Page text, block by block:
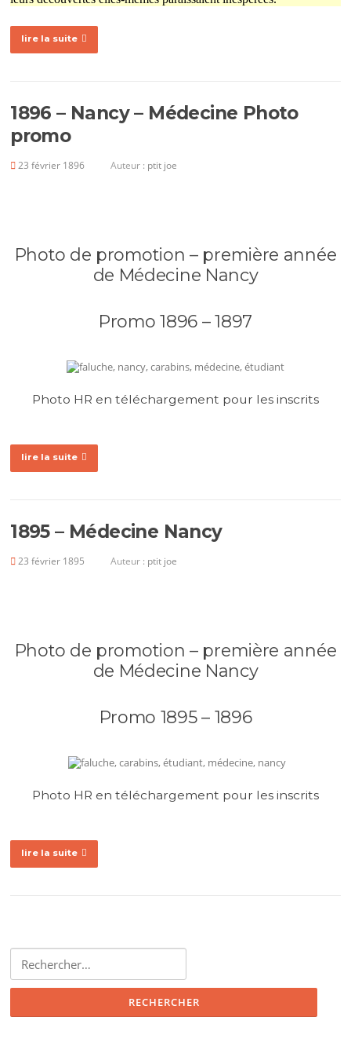
lire la suite
1896 – Nancy – Médecine Photo
promo
23 février 1896 Auteur : ptit joe
Photo de promotion – première année
de Médecine Nancy
Promo 1896 – 1897
Photo HR en téléchargement pour les inscrits
lire la suite
1895 – Médecine Nancy
23 février 1895 Auteur : ptit joe
Photo de promotion – première année
de Médecine Nancy
Promo 1895 – 1896
Photo HR en téléchargement pour les inscrits
lire la suite